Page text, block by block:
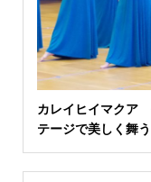
カレイヒイマクア
テージで美しく舞